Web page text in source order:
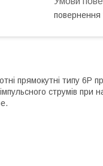
повернення
прямокутні типу
струмів при